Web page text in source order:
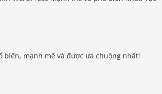
mạnh mẽ và được ưa chuộng nhất!